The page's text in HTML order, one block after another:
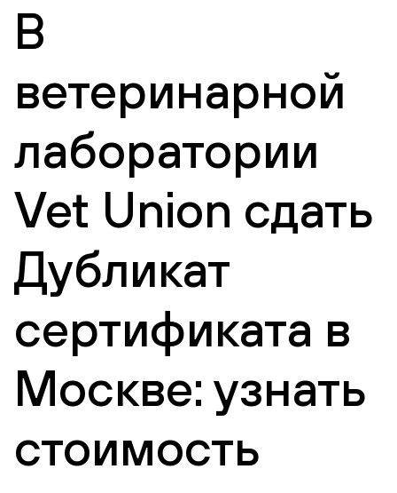
В
ветеринарной
лаборатории
Vet Union сдать
Дубликат
сертификата в
Москве: узнать
стоимость